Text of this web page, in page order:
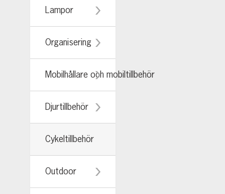
Lampor
Organisering
Mobilhållare och mobiltillbehör
Djurtillbehör
Cykeltillbehör
Outdoor